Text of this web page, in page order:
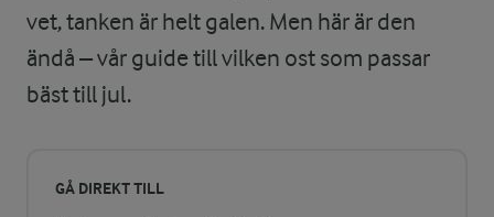
vet, tanken är helt galen. Men här är den
ändå – vår guide till vilken ost som passar
bäst till jul.
GÅ DIREKT TILL